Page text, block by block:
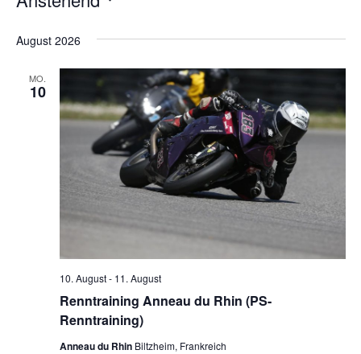
August 2026
MO.
10
Renntraining Anneau du Rhin (PS-
Renntraining)
10. August- 11. August
Anneau du Rhin Biltzheim, Frankreich